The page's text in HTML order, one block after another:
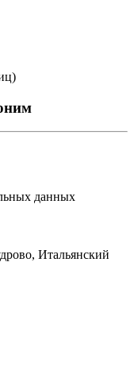
данных
Итальянский